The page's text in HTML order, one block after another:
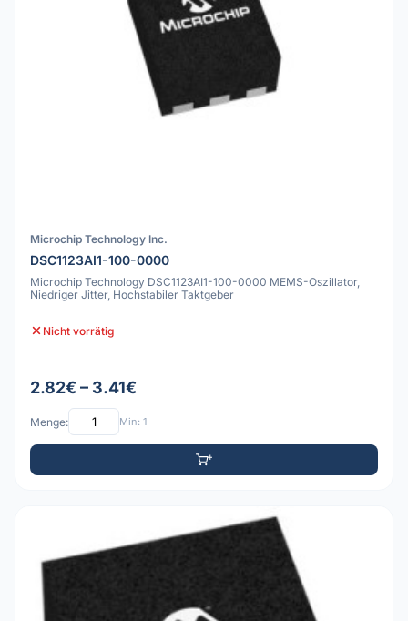
Microchip Technology Inc.
DSC1123AI1-100-0000
Microchip Technology DSC1123AI1-100-0000 MEMS-Oszillator,
Niedriger Jitter, Hochstabiler Taktgeber
Nicht vorrätig
2.82€ – 3.41€
Menge: Min: 1